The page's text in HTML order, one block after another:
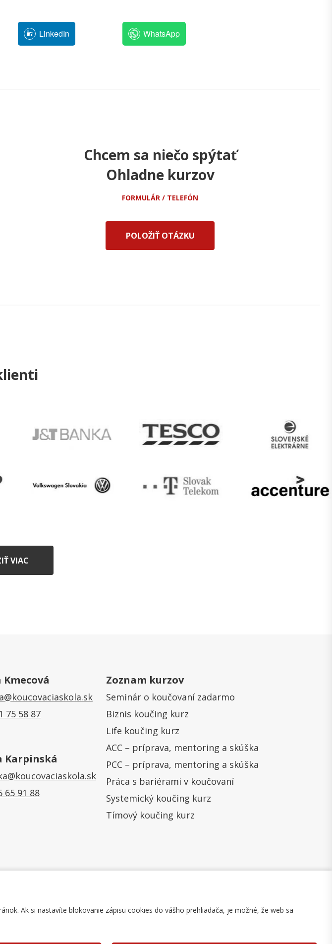
LinkedIn WhatsApp
Chcem sa niečo spýtať
Ohladne kurzov
FORMULÁR / TELEFÓN
POLOŽIŤ OTÁZKU
VIAC
Kmecová
75 58 87
Karpinská
65 91 88
Zoznam kurzov
Seminár o koučovaní zadarmo
Biznis koučing kurz
Life koučing kurz
ACC – príprava, mentoring a skúška
PCC – príprava, mentoring a skúška
Práca s bariérami v koučovaní
Systemický koučing kurz
Tímový koučing kurz
Ak si nastavíte blokovanie zápisu cookies do vášho prehliadača, je možné, že web sa